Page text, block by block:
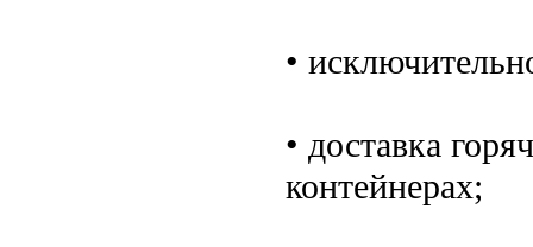
•
• доставка
контейнерах;